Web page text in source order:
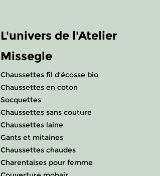
L'univers de l'Atelier
Missegle
Chaussettes fil d’écosse bio
Chaussettes en coton
Socquettes
Chaussettes sans couture
Chaussettes laine
Gants et mitaines
Chaussettes chaudes
Charentaises pour femme